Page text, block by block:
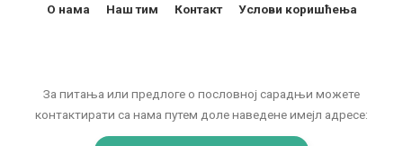
За питања или предлоге о пословној сарадњи можете
контактирати са нама путем доле наведене имејл адресе:
О нама Наш тим Контакт Услови коришћења